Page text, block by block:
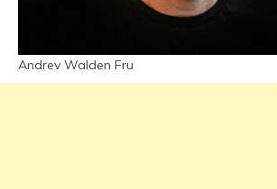
Andrev Walden Fru